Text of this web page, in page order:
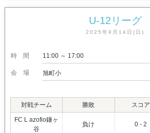
U-12リーグ
2025年9月14日(日)
時間 11:00 ～ 17:00
会場 旭町小
対戦チーム 勝敗 スコア
FC L azofio鎌ヶ
谷
負け 0 - 2